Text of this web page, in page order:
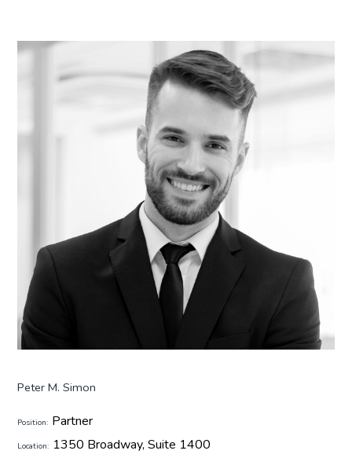
Peter M. Simon
Position: Partner
Location: 1350 Broadway, Suite 1400